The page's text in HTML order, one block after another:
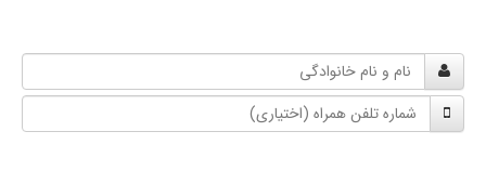
و
نام
خانوادگی
شماره
تلفن